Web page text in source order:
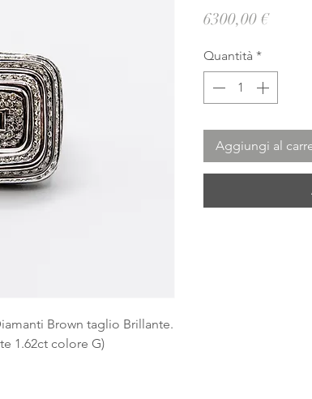
Brown taglio Brillante.
1.62ct colore G)
6300,00 €Prezzo
Quantità *
Aggiungi al